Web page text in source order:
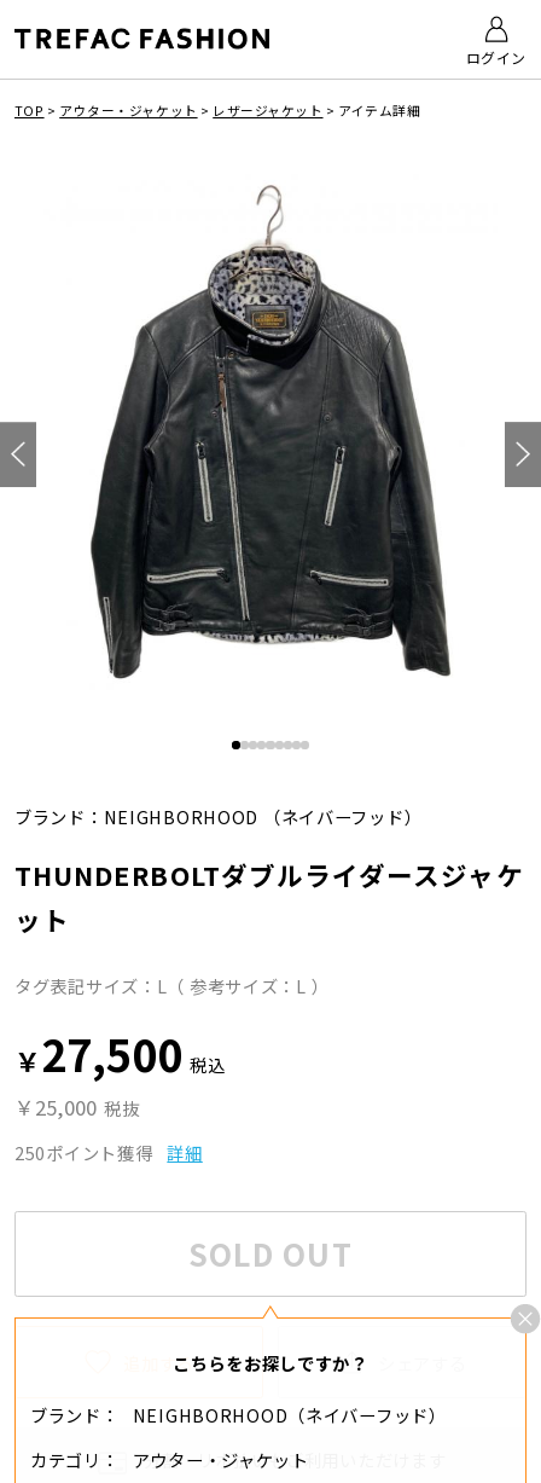
ログイン
TOP > アウター・ジャケット > レザージャケット > アイテム詳細
ブランド： NEIGHBORHOOD （ネイバーフッド）
THUNDERBOLTダブルライダースジャケ
ット
タグ表記サイズ：L（ 参考サイズ：L ）
￥27,500 税込
￥25,000 税抜
250ポイント獲得 詳細
SOLD OUT
こちらをお探しですか？
ブランド
NEIGHBORHOOD（ネイバーフッド）
カテゴリ
アウター・ジャケット
追加する
分割・リボ払いもご利用いただけます